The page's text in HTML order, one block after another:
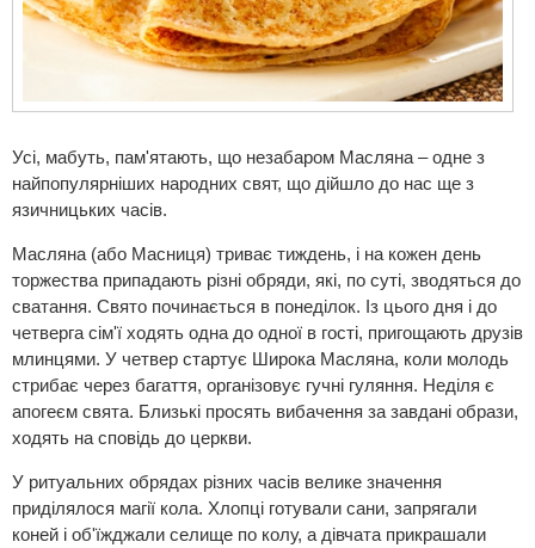
Усі, мабуть, пам'ятають, що незабаром Масляна – одне з
найпопулярніших народних свят, що дійшло до нас ще з
язичницьких часів.
Масляна (або Масниця) триває тиждень, і на кожен день
торжества припадають різні обряди, які, по суті, зводяться до
сватання. Свято починається в понеділок. Із цього дня і до
четверга сім'ї ходять одна до одної в гості, пригощають друзів
млинцями. У четвер стартує Широка Масляна, коли молодь
стрибає через багаття, організовує гучні гуляння. Неділя є
апогеєм свята. Близькі просять вибачення за завдані образи,
ходять на сповідь до церкви.
У ритуальних обрядах різних часів велике значення
приділялося магії кола. Хлопці готували сани, запрягали
коней і об'їжджали селище по колу, а дівчата прикрашали